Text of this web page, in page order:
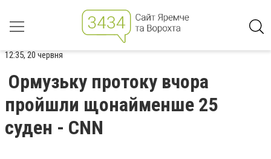
12:35, 20 червня
Ормузьку протоку вчора
пройшли щонайменше 25
суден - CNN